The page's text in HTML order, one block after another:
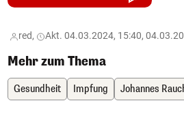
red, Akt. 04.03.2024, 15:40,
Mehr zum Thema
Gesundheit Impfung Johannes